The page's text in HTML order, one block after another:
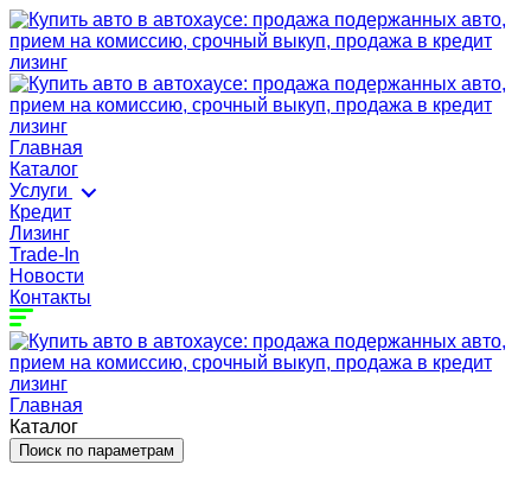
Главная
Каталог
Услуги
Кредит
Лизинг
Trade-In
Новости
Контакты
Главная
Каталог
Поиск по параметрам